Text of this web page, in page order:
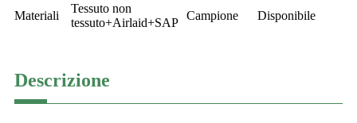
Materiali
Tessuto non
tessuto+Airlaid+SAP
Campione Disponibile
Descrizione